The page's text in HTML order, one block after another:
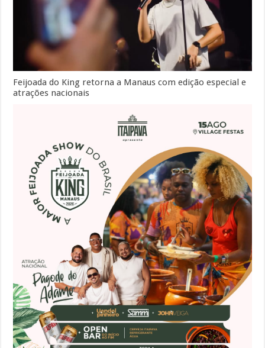
Feijoada do King retorna a Manaus com edição especial e
atrações nacionais